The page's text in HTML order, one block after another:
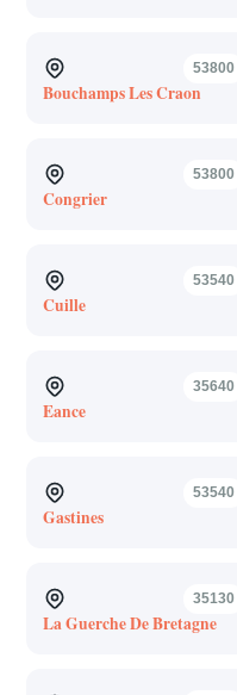
53800
Bouchamps Les Craon
53800
Congrier
53540
Cuille
35640
Eance
53540
Gastines
35130
La Guerche De Bretagne